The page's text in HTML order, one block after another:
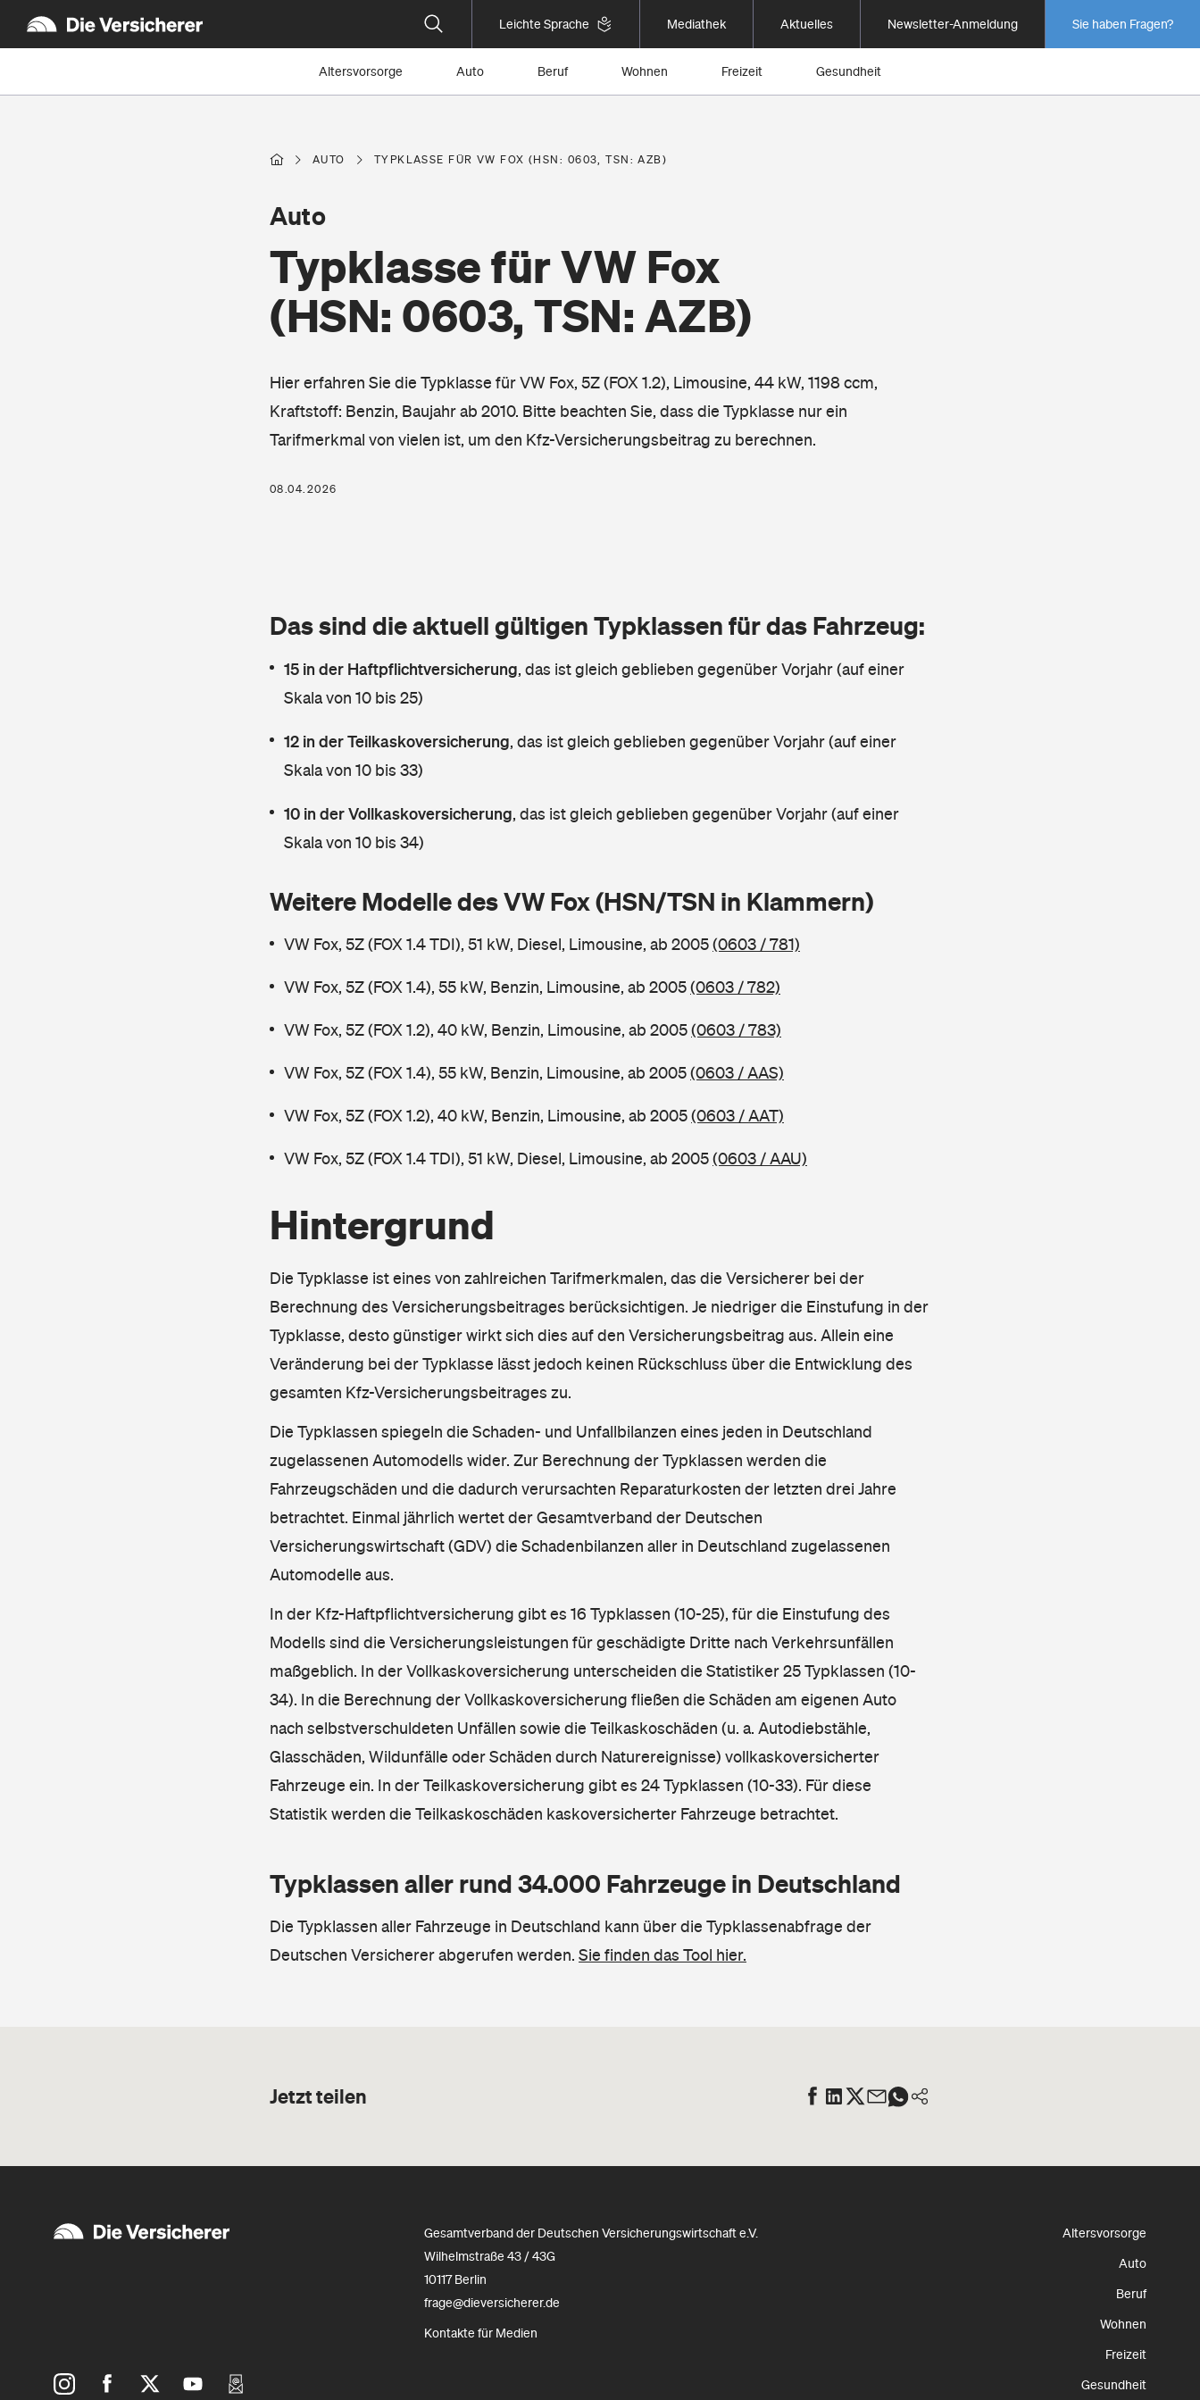
Leichte Sprache Mediathek Aktuelles Newsletter-Anmeldung Sie haben Fragen?
Altersvorsorge Auto Beruf Wohnen Freizeit Gesundheit
AUTO TYPKLASSE FÜR VW FOX (HSN: 0603, TSN: AZB)
Typklasse für VW Fox
(HSN: 0603, TSN: AZB)
Auto
Hier erfahren Sie die Typklasse für VW Fox, 5Z (FOX 1.2), Limousine, 44 kW, 1198 ccm,
Kraftstoff: Benzin, Baujahr ab 2010. Bitte beachten Sie, dass die Typklasse nur ein
Tarifmerkmal von vielen ist, um den Kfz-Versicherungsbeitrag zu berechnen.
08.04.2026
Das sind die aktuell gültigen Typklassen für das Fahrzeug:
15 in der Haftpflichtversicherung, das ist gleich geblieben gegenüber Vorjahr (auf einer
Skala von 10 bis 25)
12 in der Teilkaskoversicherung, das ist gleich geblieben gegenüber Vorjahr (auf einer
Skala von 10 bis 33)
10 in der Vollkaskoversicherung, das ist gleich geblieben gegenüber Vorjahr (auf einer
Skala von 10 bis 34)
Weitere Modelle des VW Fox (HSN/TSN in Klammern)
VW Fox, 5Z (FOX 1.4 TDI), 51 kW, Diesel, Limousine, ab 2005(0603 / 781)
VW Fox, 5Z (FOX 1.4), 55 kW, Benzin, Limousine, ab 2005(0603 / 782)
VW Fox, 5Z (FOX 1.2), 40 kW, Benzin, Limousine, ab 2005(0603 / 783)
VW Fox, 5Z (FOX 1.4), 55 kW, Benzin, Limousine, ab 2005(0603 / AAS)
VW Fox, 5Z (FOX 1.2), 40 kW, Benzin, Limousine, ab 2005(0603 / AAT)
VW Fox, 5Z (FOX 1.4 TDI), 51 kW, Diesel, Limousine, ab 2005(0603 / AAU)
Hintergrund
Die Typklasse ist eines von zahlreichen Tarifmerkmalen, das die Versicherer bei der
Berechnung des Versicherungsbeitrages berücksichtigen. Je niedriger die Einstufung in der
Typklasse, desto günstiger wirkt sich dies auf den Versicherungsbeitrag aus. Allein eine
Veränderung bei der Typklasse lässt jedoch keinen Rückschluss über die Entwicklung des
gesamten Kfz-Versicherungsbeitrages zu.
Die Typklassen spiegeln die Schaden- und Unfallbilanzen eines jeden in Deutschland
zugelassenen Automodells wider. Zur Berechnung der Typklassen werden die
Fahrzeugschäden und die dadurch verursachten Reparaturkosten der letzten drei Jahre
betrachtet. Einmal jährlich wertet der Gesamtverband der Deutschen
Versicherungswirtschaft (GDV) die Schadenbilanzen aller in Deutschland zugelassenen
Automodelle aus.
In der Kfz-Haftpflichtversicherung gibt es 16 Typklassen (10-25), für die Einstufung des
Modells sind die Versicherungsleistungen für geschädigte Dritte nach Verkehrsunfällen
maßgeblich. In der Vollkaskoversicherung unterscheiden die Statistiker 25 Typklassen (10-
34). In die Berechnung der Vollkaskoversicherung fließen die Schäden am eigenen Auto
nach selbstverschuldeten Unfällen sowie die Teilkaskoschäden (u. a. Autodiebstähle,
Glasschäden, Wildunfälle oder Schäden durch Naturereignisse) vollkaskoversicherter
Fahrzeuge ein. In der Teilkaskoversicherung gibt es 24 Typklassen (10-33). Für diese
Statistik werden die Teilkaskoschäden kaskoversicherter Fahrzeuge betrachtet.
Typklassen aller rund 34.000 Fahrzeuge in Deutschland
Die Typklassen aller Fahrzeuge in Deutschland kann über die Typklassenabfrage der
Deutschen Versicherer abgerufen werden. Sie finden das Tool hier.
Jetzt teilen
Gesamtverband der Deutschen Versicherungswirtschaft e.V.
Wilhelmstraße 43 / 43G
10117 Berlin
frage@dieversicherer.de
Kontakte für Medien
Altersvorsorge
Auto
Beruf
Wohnen
Freizeit
Gesundheit